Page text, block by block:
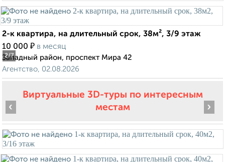
2/7
2-к квартира, на длительный срок, 38м², 3/9 этаж
10 000 ₽ в месяц
Западный район, проспект Мира 42
Агентство, 02.08.2026
Виртуальные 3D-туры по интересным
местам
‹ ›